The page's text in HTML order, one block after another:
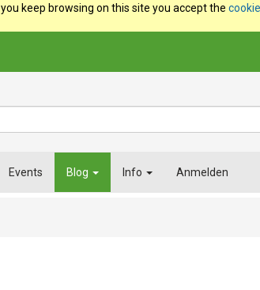
keep browsing on this site you accept the
Events Blog Info Anmelden